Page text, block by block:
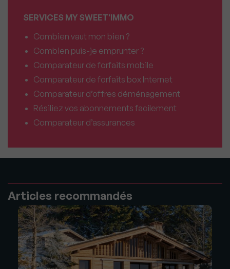
SERVICES MY SWEET'IMMO
Combien vaut mon bien ?
Combien puis-je emprunter ?
Comparateur de forfaits mobile
Comparateur de forfaits box Internet
Comparateur d’offres déménagement
Résiliez vos abonnements facilement
Comparateur d’assurances
Articles recommandés